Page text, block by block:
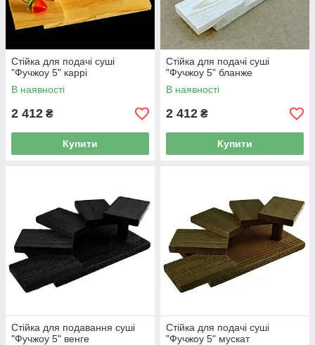
Стійка для подачі суші
"Фучжоу 5" каррі
В наявності
2 412 ₴
Купити
Стійка для подачі суші
"Фучжоу 5" бланже
В наявності
2 412 ₴
Купити
Стійка для подавання суші
"Фучжоу 5" венге
Стійка для подачі суші
"Фучжоу 5" мускат